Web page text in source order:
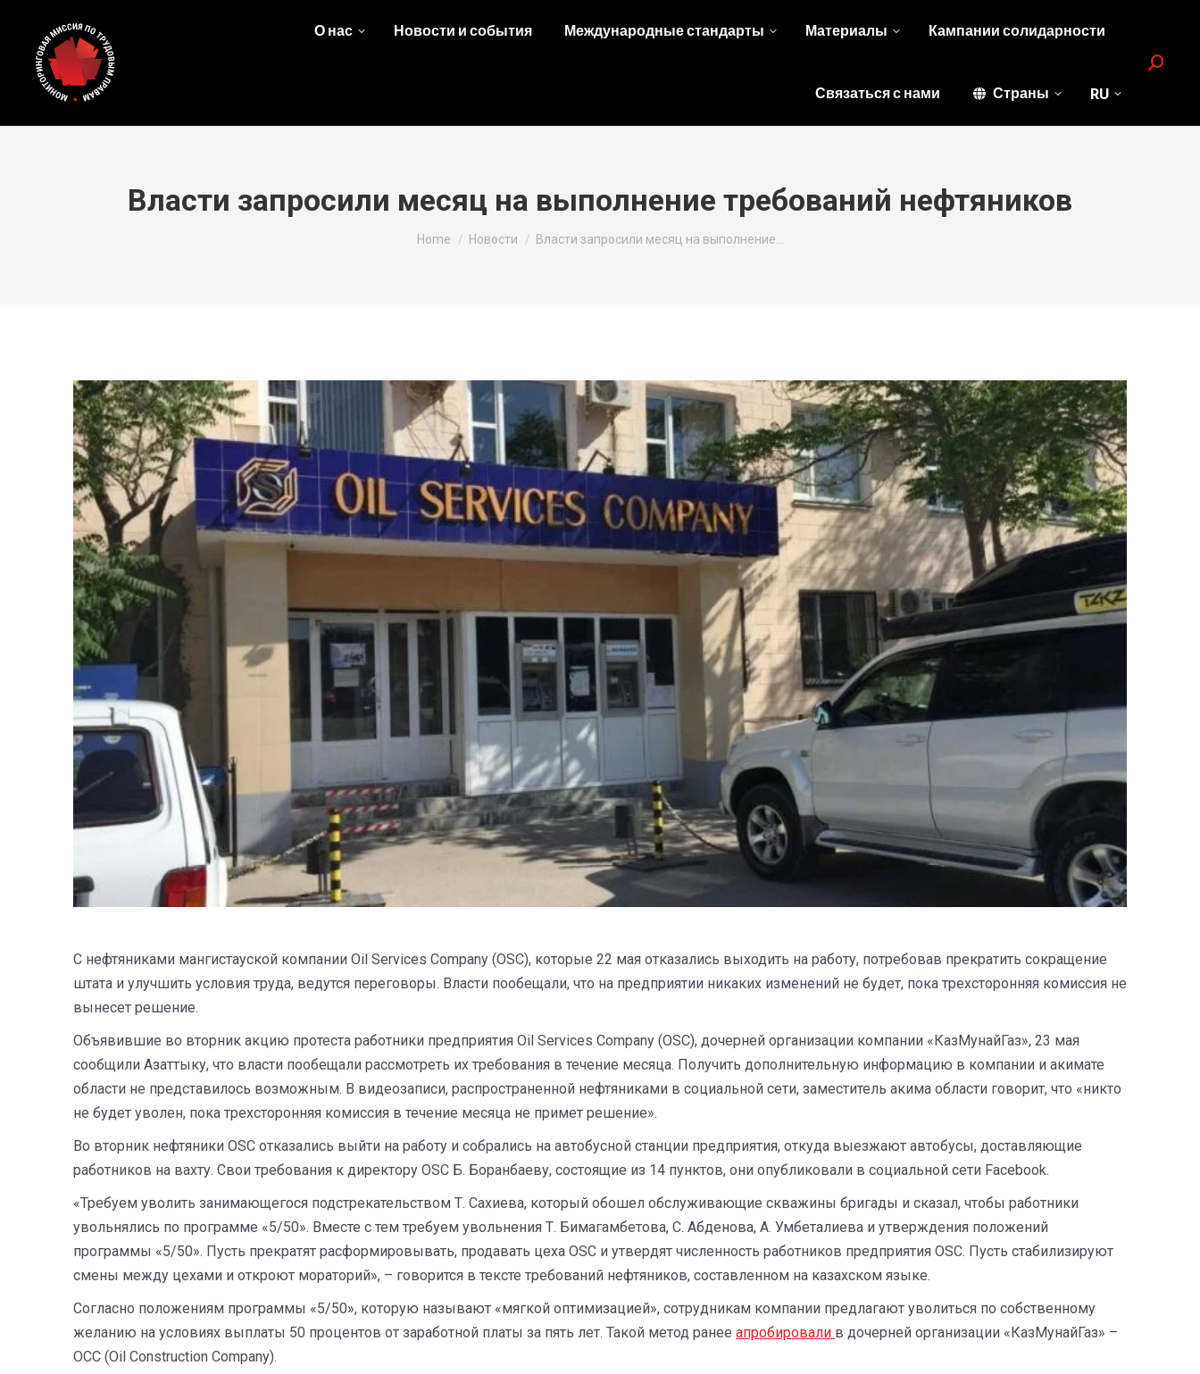
О нас Новости и события Международные стандарты Материалы Кампании солидарности
Связаться с нами Страны RU
Search:
Власти запросили месяц на выполнение требований нефтяников
You are here:
Home Новости Власти запросили месяц на выполнение…
С нефтяниками мангистауской компании Oil Services Company (OSC), которые 22 мая отказались выходить на работу, потребовав прекратить сокращение
штата и улучшить условия труда, ведутся переговоры. Власти пообещали, что на предприятии никаких изменений не будет, пока трехсторонняя комиссия не
вынесет решение.
Объявившие во вторник акцию протеста работники предприятия Oil Services Company (OSC), дочерней организации компании «КазМунайГаз», 23 мая
сообщили Азаттыку, что власти пообещали рассмотреть их требования в течение месяца. Получить дополнительную информацию в компании и акимате
области не представилось возможным. В видеозаписи, распространенной нефтяниками в социальной сети, заместитель акима области говорит, что «никто
не будет уволен, пока трехсторонняя комиссия в течение месяца не примет решение».
Во вторник нефтяники OSC отказались выйти на работу и собрались на автобусной станции предприятия, откуда выезжают автобусы, доставляющие
работников на вахту. Свои требования к директору OSC Б. Боранбаеву, состоящие из 14 пунктов, они опубликовали в социальной сети Facebook.
«Требуем уволить занимающегося подстрекательством Т. Сахиева, который обошел обслуживающие скважины бригады и сказал, чтобы работники
увольнялись по программе «5/50». Вместе с тем требуем увольнения Т. Бимагамбетова, С. Абденова, А. Умбеталиева и утверждения положений
программы «5/50». Пусть прекратят расформировывать, продавать цеха OSC и утвердят численность работников предприятия OSC. Пусть стабилизируют
смены между цехами и откроют мораторий», – говорится в тексте требований нефтяников, составленном на казахском языке.
Согласно положениям программы «5/50», которую называют «мягкой оптимизацией», сотрудникам компании предлагают уволиться по собственному
желанию на условиях выплаты 50 процентов от заработной платы за пять лет. Такой метод ранее апробировали в дочерней организации «КазМунайГаз» –
OCC (Oil Construction Company).